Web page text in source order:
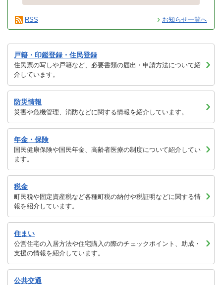
RSS お知らせ一覧へ
戸籍・印鑑登録・住民登録
住民票の写しや戸籍など、必要書類の届出・申請方法について紹
介しています。
防災情報
災害や危機管理、消防などに関する情報を紹介しています。
年金・保険
国民健康保険や国民年金、高齢者医療の制度について紹介してい
ます。
税金
町民税や固定資産税など各種町税の納付や税証明などに関する情
報を紹介しています。
住まい
公営住宅の入居方法や住宅購入の際のチェックポイント、助成・
支援の情報を紹介しています。
公共交通